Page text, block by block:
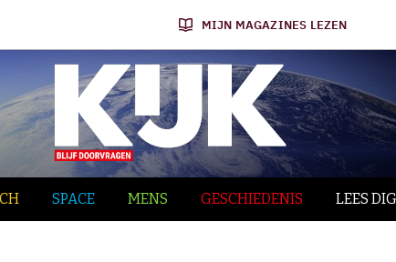
MIJN MAGAZINES LEZEN
SPACE MENS GESCHIEDENIS LEES